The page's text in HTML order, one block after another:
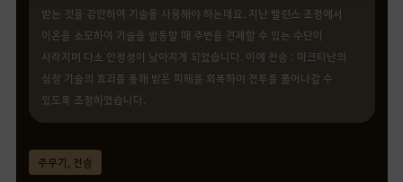
받는 것을 감안하여 기술을 사용해야 하는데요. 지난 밸런스 조정에서
이온을 소모하여 기술을 발동할 때 주변을 견제할 수 있는 수단이
사라지며 다소 안정성이 낮아지게 되었습니다. 이에 전승 : 마크타난의
심장 기술의 효과를 통해 받은 피해를 회복하며 전투를 풀어나갈 수
있도록 조정하였습니다.
주무기, 전승